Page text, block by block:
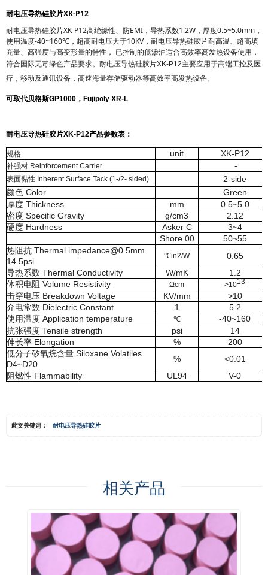
耐电压导热硅胶片XK-P12
耐电压导热硅胶片XK-P12高绝缘性、防EMI， 导热系数1.2W，厚度0.5~5.0mm，
使用温度-40~160℃， 超高耐电压大于10KV， 耐电压导热硅胶片耐高温、 超高填
充量、高强度与高变形量的特性， 已控制的低渗油适合高效率高发热设备使用，
符合国际无毒绿色产品要求。 耐电压导热硅胶片XK-P12主要应用于高端工控及医
疗，移动及通讯设备，高速海量存储驱动器等高效率高发热设备。
可取代贝格斯GP1000， Fujipoly XR-L
耐电压导热硅胶片XK-P12产品参数表：
规格 unit XK-P12
补强材 Reinforcement Carrier -
表面黏性 Inherent Surface Tack (1-/2- sided)
2-side
颜色 Color
Green
厚度 Thickness
mm
0.5~5.0
密度 Specific Gravity
g/cm3
2.12
硬度 Hardness
Asker C
3~4
Shore 00
50~55
热阻抗 Thermal impedance@0.5mm
14.5psi
℃in2/W
0.65
导热系数 Thermal Conductivity
W/mK
1.2
体积电阻 Volume Resistivity
Ωcm >1013
击穿电压 Breakdown Voltage KV/mm
>10
介电常数 Dielectric Constant
1
5.2
使用温度 Application temperature
℃
-40~160
抗张强度 Tensile strength
psi
14
伸长率 Elongation
%
200
低分子矽氧烷含量 Siloxane Volatiles
D4~D20
%
<0.01
阻燃性 Flammability
UL94 V-0
此文关键词： 耐电压导热硅胶片
相关产品